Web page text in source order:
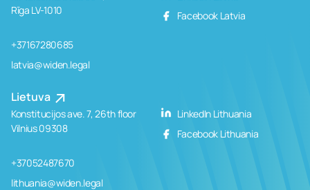
Rīga LV-1010
+37167280685
latvia@widen.legal
Facebook Latvia
Lietuva
Konstitucijos ave. 7, 26th floor
Vilnius 09308
+37052487670
lithuania@widen.legal
LinkedIn Lithuania
Facebook Lithuania